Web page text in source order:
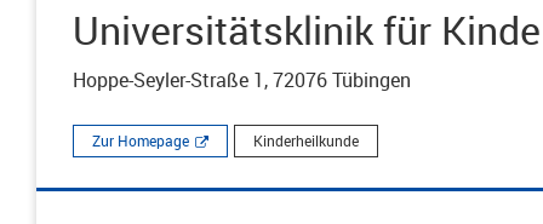
Universitätsklinik für
Hoppe-Seyler-Straße 1, 72076 Tübingen
Zur Homepage Kinderheilkunde